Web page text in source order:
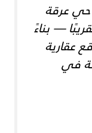
حي عرقة
— بناءً
عقارية
في